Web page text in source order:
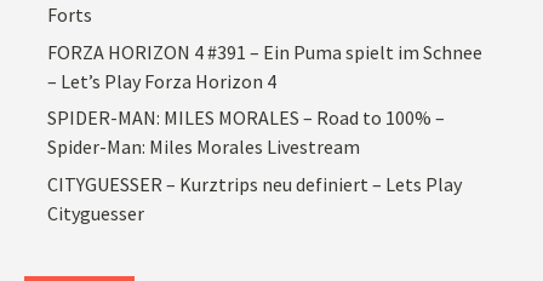
Forts
FORZA HORIZON 4 #391 – Ein Puma spielt im Schnee
– Let’s Play Forza Horizon 4
SPIDER-MAN: MILES MORALES – Road to 100% –
Spider-Man: Miles Morales Livestream
CITYGUESSER – Kurztrips neu definiert – Lets Play
Cityguesser